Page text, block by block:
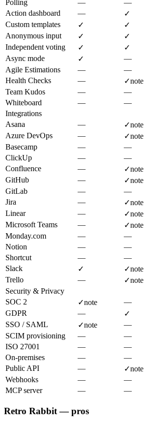
Polling —
—
Action dashboard
—
✓
Custom templates
✓
✓
Anonymous input
✓
✓
Independent voting
✓
✓
Async mode
✓
—
Agile Estimations
—
—
Health Checks
— ✓note
Team Kudos
—
—
Whiteboard
—
—
Integrations
Asana
— ✓note
Azure DevOps
— ✓note
Basecamp
—
—
ClickUp
—
—
Confluence
— ✓note
GitHub
— ✓note
GitLab
—
—
Jira
— ✓note
Linear
— ✓note
Microsoft Teams
— ✓note
Monday.com
—
—
Notion
—
—
Shortcut
—
—
Slack
✓ ✓note
Trello
— ✓note
Security & Privacy
SOC 2
✓note
—
GDPR
—
✓
SSO / SAML
✓note
—
SCIM provisioning
—
—
ISO 27001
—
—
On-premises
—
—
Public API
— ✓note
Webhooks
—
—
MCP server
— —
Retro Rabbit — pros